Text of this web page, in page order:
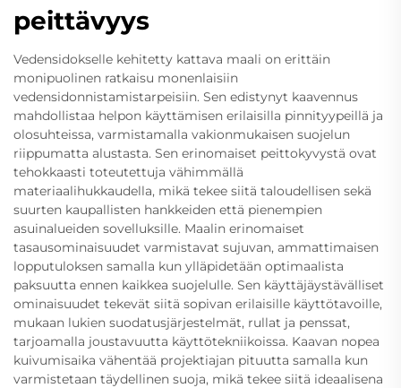
peittävyys
Vedensidokselle kehitetty kattava maali on erittäin
monipuolinen ratkaisu monenlaisiin
vedensidonnistamistarpeisiin. Sen edistynyt kaavennus
mahdollistaa helpon käyttämisen erilaisilla pinnityypeillä ja
olosuhteissa, varmistamalla vakionmukaisen suojelun
riippumatta alustasta. Sen erinomaiset peittokyvystä ovat
tehokkaasti toteutettuja vähimmällä
materiaalihukkaudella, mikä tekee siitä taloudellisen sekä
suurten kaupallisten hankkeiden että pienempien
asuinalueiden sovelluksille. Maalin erinomaiset
tasausominaisuudet varmistavat sujuvan, ammattimaisen
lopputuloksen samalla kun ylläpidetään optimaalista
paksuutta ennen kaikkea suojelulle. Sen käyttäjäystävälliset
ominaisuudet tekevät siitä sopivan erilaisille käyttötavoille,
mukaan lukien suodatusjärjestelmät, rullat ja penssat,
tarjoamalla joustavuutta käyttötekniikoissa. Kaavan nopea
kuivumisaika vähentää projektiajan pituutta samalla kun
varmistetaan täydellinen suoja, mikä tekee siitä ideaalisena